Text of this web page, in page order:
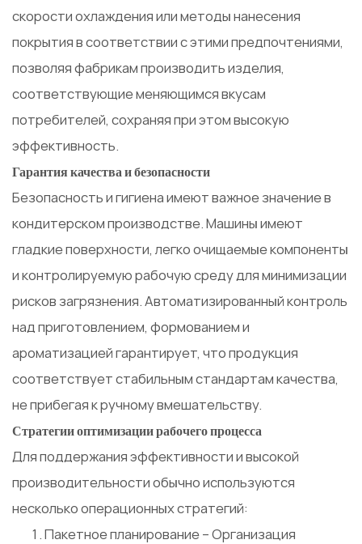
скорости охлаждения или методы нанесения
покрытия в соответствии с этими предпочтениями,
позволяя фабрикам производить изделия,
соответствующие меняющимся вкусам
потребителей, сохраняя при этом высокую
эффективность.
Гарантия качества и безопасности
Безопасность и гигиена имеют важное значение в
кондитерском производстве. Машины имеют
гладкие поверхности, легко очищаемые компоненты
и контролируемую рабочую среду для минимизации
рисков загрязнения. Автоматизированный контроль
над приготовлением, формованием и
ароматизацией гарантирует, что продукция
соответствует стабильным стандартам качества,
не прибегая к ручному вмешательству.
Стратегии оптимизации рабочего процесса
Для поддержания эффективности и высокой
производительности обычно используются
несколько операционных стратегий:
Пакетное планирование– Организация